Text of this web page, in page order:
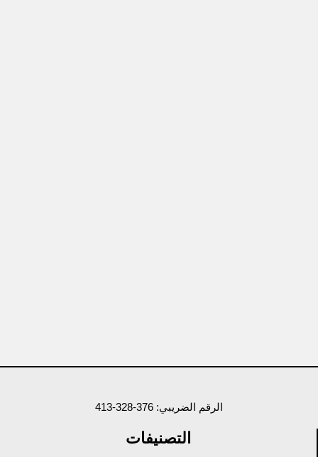
الرقم الضريبي: 376-328-413
التصنيفات